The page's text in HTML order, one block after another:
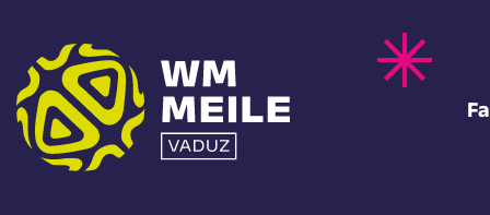
springen
MAXIMILIAN BEIER